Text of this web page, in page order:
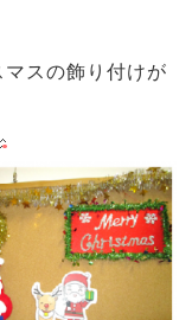
スの飾り付けが